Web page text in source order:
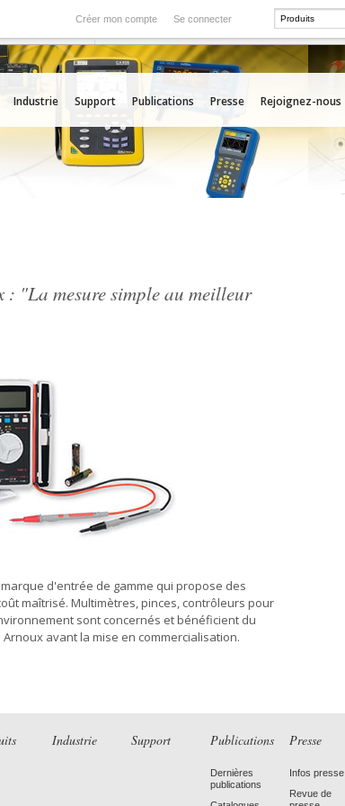
Se connecter
Créer mon compte
à l'étranger
Industrie Support Publications Presse Rejoignez-nous
"La mesure simple au meilleur
marque d'entrée de gamme qui propose des
maîtrisé. Multimètres, pinces, contrôleurs pour
sont concernés et bénéficient du
avant la mise en commercialisation.
Industrie Support Publications
Dernières
publications
Presse
Infos presse
Revue de